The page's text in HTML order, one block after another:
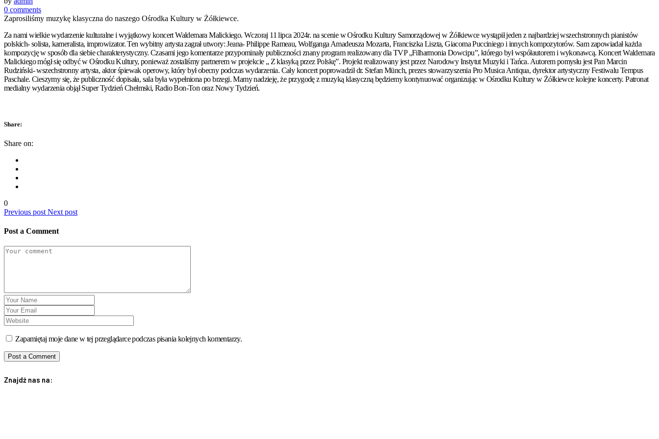
0 comments
Zaprosiliśmy muzykę klasyczna do naszego Ośrodka Kultury w Żółkiewce.
Za nami wielkie wydarzenie kulturalne i wyjątkowy koncert Waldemara Malickiego. Wczoraj 11 lipca 2024r. na scenie w Ośrodku Kultury Samorządowej w Żółkiewce wystąpił jeden z najbardziej wszechstronnych pianistów
polskich- solista, kameralista, improwizator. Ten wybitny artysta zagrał utwory: Jeana- Philippe Rameau, Wolfganga Amadeusza Mozarta, Franciszka Liszta, Giacoma Pucciniego i innych kompozytorów. Sam zapowiadał każda
kompozycję w sposób dla siebie charakterystyczny. Czasami jego komentarze przypominały publiczności znany program realizowany dla TVP „Filharmonia Dowcipu”, którego był współautorem i wykonawcą. Koncert Waldemara
Malickiego mógł się odbyć w Ośrodku Kultury, ponieważ zostaliśmy partnerem w projekcie „ Z klasyką przez Polskę”. Projekt realizowany jest przez Narodowy Instytut Muzyki i Tańca. Autorem pomysłu jest Pan Marcin
Rudziński- wszechstronny artysta, aktor śpiewak operowy, który był obecny podczas wydarzenia. Cały koncert poprowadził dr. Stefan Münch, prezes stowarzyszenia Pro Musica Antiqua, dyrektor artystyczny Festiwalu Tempus
Paschale. Cieszymy się, że publiczność dopisała, sala była wypełniona po brzegi. Mamy nadzieję, że przygodę z muzyką klasyczną będziemy kontynuować organizując w Ośrodku Kultury w Żółkiewce kolejne koncerty. Patronat
medialny wydarzenia objął Super Tydzień Chełmski, Radio Bon-Ton oraz Nowy Tydzień.
Share:
Share on:
0
Previous post Next post
Post a Comment
Zapamiętaj moje dane w tej przeglądarce podczas pisania kolejnych komentarzy.
Znajdź nas na: